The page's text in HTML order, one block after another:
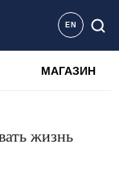
EN
МАГАЗИН
жизнь